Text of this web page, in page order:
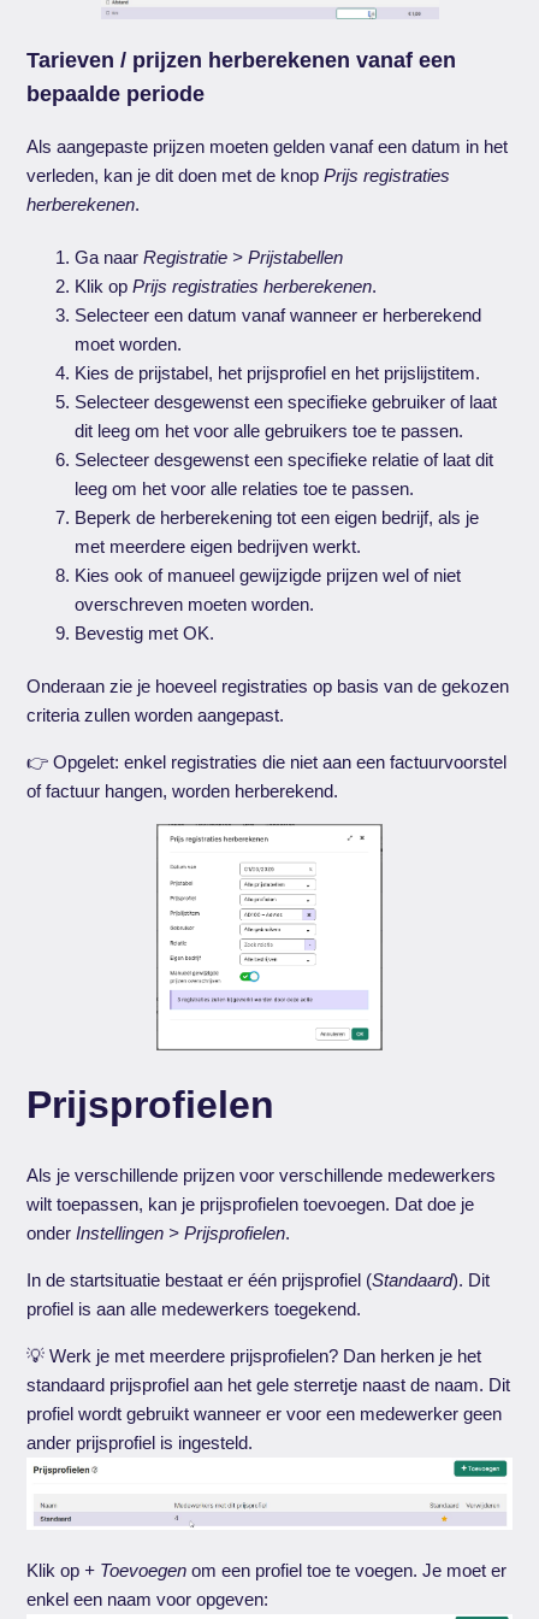
Tarieven / prijzen herberekenen vanaf een
bepaalde periode
Als aangepaste prijzen moeten gelden vanaf een datum in het
verleden, kan je dit doen met de knopPrijs registraties
herberekenen.
Ga naarRegistratie > Prijstabellen
Klik opPrijs registraties herberekenen.
Selecteer een datum vanaf wanneer er herberekend
moet worden.
Kies de prijstabel, het prijsprofiel en het prijslijstitem.
Selecteer desgewenst een specifieke gebruiker of laat
dit leeg om het voor alle gebruikers toe te passen.
Selecteer desgewenst een specifieke relatie of laat dit
leeg om het voor alle relaties toe te passen.
Beperk de herberekening tot een eigen bedrijf, als je
met meerdere eigen bedrijven werkt.
Kies ook of manueel gewijzigde prijzen wel of niet
overschreven moeten worden.
Bevestig met OK.
Onderaan zie je hoeveel registraties op basis van de gekozen
criteria zullen worden aangepast.
👉 Opgelet: enkel registraties die niet aan een factuurvoorstel
of factuur hangen, worden herberekend.
Prijsprofielen
Als je verschillende prijzen voor verschillende medewerkers
wilt toepassen, kan je prijsprofielen toevoegen. Dat doe je
onderInstellingen > Prijsprofielen.
In de startsituatie bestaat er één prijsprofiel (Standaard). Dit
profiel is aan alle medewerkers toegekend.
💡 Werk je met meerdere prijsprofielen? Dan herken je het
standaard prijsprofiel aan het gele sterretje naast de naam. Dit
profiel wordt gebruikt wanneer er voor een medewerker geen
ander prijsprofiel is ingesteld.
Klik op + Toevoegen om een profiel toe te voegen. Je moet er
enkel een naam voor opgeven: